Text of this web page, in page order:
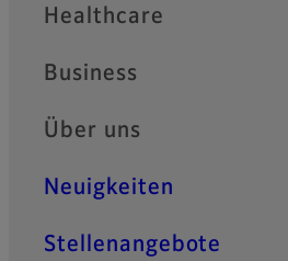
Healthcare
Business
Über uns
Neuigkeiten
Stellenangebote